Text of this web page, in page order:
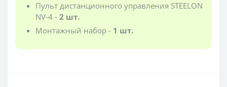
Пульт дистанционного управления STEELON
NV-4 - 2 шт.
Монтажный набор - 1 шт.